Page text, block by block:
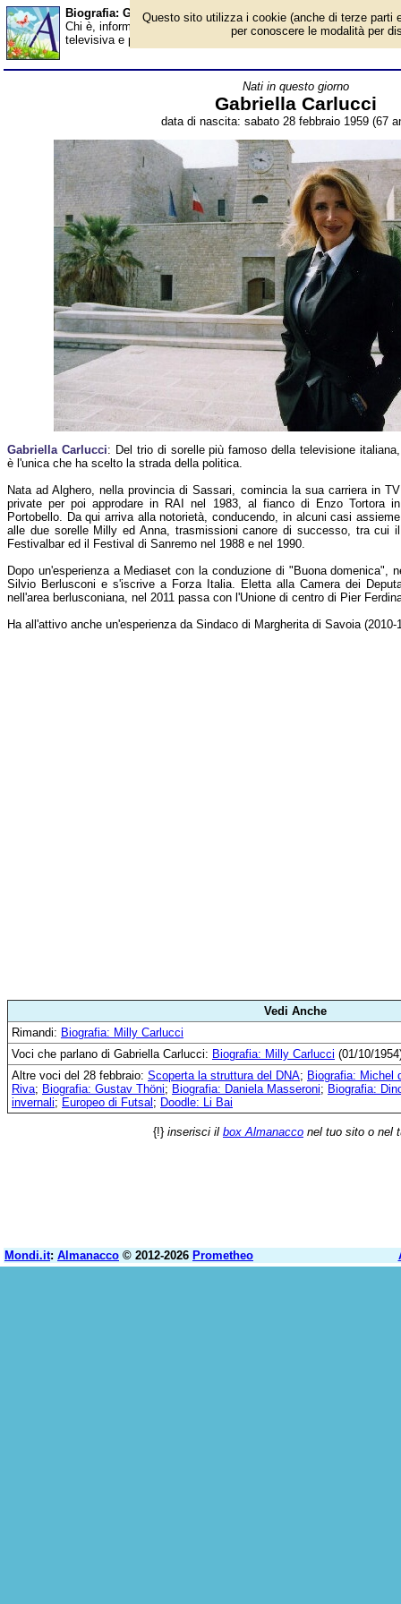
Biografia: Gabriella Carlucci - età - Almanacco
Chi è, informazioni, foto, qual è la data di nascita, età, dove è
televisiva e politica italiana. Breve biografia. Voce
Nati in questo giorno
Gabriella Carlucci
data di nascita: sabato 28 febbraio 1959 (67
Gabriella Carlucci: Del trio di sorelle più famoso della televisione italiana,
è l'unica che ha scelto la strada della politica.
Nata ad Alghero, nella provincia di Sassari, comincia la sua carriera in TV
private per poi approdare in RAI nel 1983, al fianco di Enzo Tortora in
Portobello. Da qui arriva alla notorietà, conducendo, in alcuni casi assieme
alle due sorelle Milly ed Anna, trasmissioni canore di successo, tra cui il
Festivalbar ed il Festival di Sanremo nel 1988 e nel 1990.
Dopo un'esperienza a Mediaset con la conduzione di "Buona domenica",
Silvio Berlusconi e s'iscrive a Forza Italia. Eletta alla Camera dei
nell'area berlusconiana, nel 2011 passa con l'Unione di centro di Pier
Ha all'attivo anche un'esperienza da Sindaco di Margherita di Savoia (2010-
Vedi Anche
Rimandi: Biografia: Milly Carlucci
Voci che parlano di Gabriella Carlucci: Biografia: Milly Carlucci (01/10/
Altre voci del 28 febbraio: Scoperta la struttura del DNA; Biografia: Michel
Riva; Biografia: Gustav Thöni; Biografia: Daniela Masseroni; Biografia:
invernali; Europeo di Futsal ; Doodle: Li Bai
{!} inserisci il box Almanacco nel tuo sito o nel
Mondi.it: Almanacco © 2012-2026 Prometheo
Questo sito utilizza i cookie (anche di terze parti
per conoscere le modalità per